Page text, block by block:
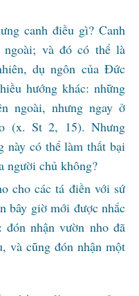
canh điều gì? Canh
ngoài; và đó có thể là
dụ ngôn của Đức
hướng khác: những
ngoài, nhưng ngay ở
(x. St 2, 15). Nhưng
này có thể làm thất bại
người chủ không?
cho các tá điền với sứ
bây giờ mới được nhắc
đón nhận vườn nho đã
và cũng đón nhận một